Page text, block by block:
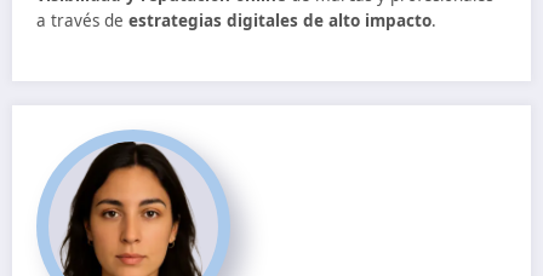
a través de estrategias digitales de alto impacto.